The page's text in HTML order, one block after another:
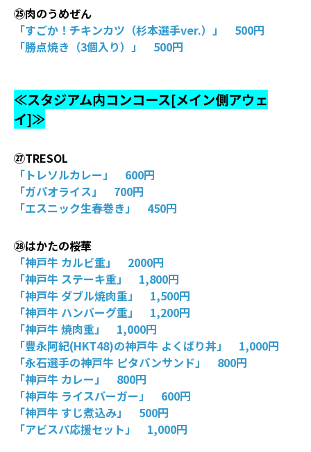
㉕肉のうめぜん
「すごか！チキンカツ（杉本選手ver.）」 500円
「勝点焼き（3個入り）」 500円
≪スタジアム内コンコース[メイン側アウェ
イ]≫
㉗TRESOL
「トレソルカレー」 600円
「ガパオライス」 700円
「エスニック生春巻き」 450円
㉘はかたの桜華
「神戸牛 カルビ重」 2000円
「神戸牛 ステーキ重」 1,800円
「神戸牛 ダブル焼肉重」 1,500円
「神戸牛 ハンバーグ重」 1,200円
「神戸牛 焼肉重」 1,000円
「豊永阿紀(HKT48)の神戸牛 よくばり丼」 1,000円
「永石選手の神戸牛 ピタパンサンド」 800円
「神戸牛 カレー」 800円
「神戸牛 ライスバーガー」 600円
「神戸牛 すじ煮込み」 500円
「アビスパ応援セット」 1,000円